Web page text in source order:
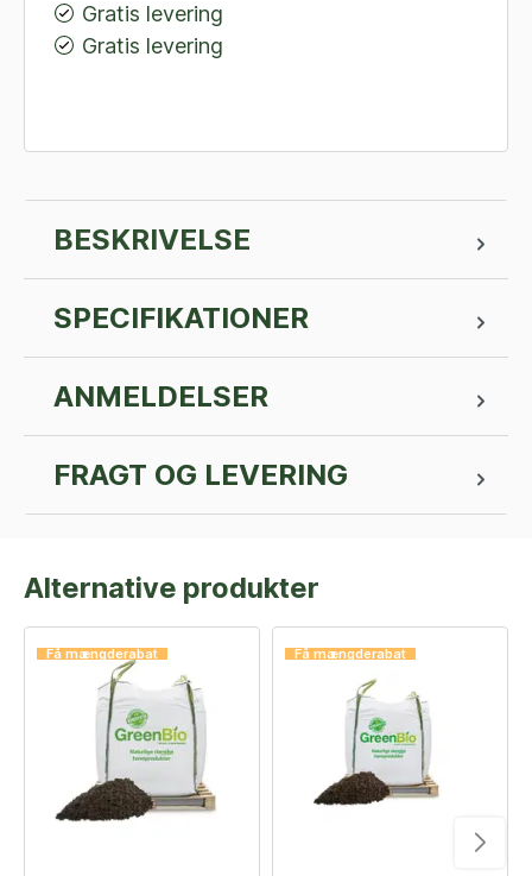
Gratis levering
Gratis levering
BESKRIVELSE
SPECIFIKATIONER
ANMELDELSER
FRAGT OG LEVERING
Alternative produkter
Få mængderabat Få mængderabat